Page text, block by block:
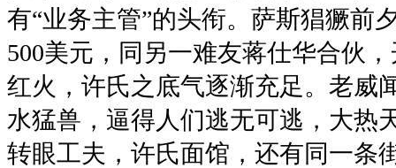
有“业务主管”的头衔。萨斯猖獗前
500美元，同另一难友蒋仕华合伙
红火，许氏之底气逐渐充足。老威
水猛兽，逼得人们逃无可逃，大热
转眼工夫，许氏面馆，还有同一条